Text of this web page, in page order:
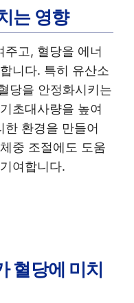
는 영향
주고, 혈당을 에너
니다. 특히 유산소
당을 안정화시키는
초대사량을 높여
한 환경을 만들어
중 조절에도 도움
여합니다.
혈당에 미치